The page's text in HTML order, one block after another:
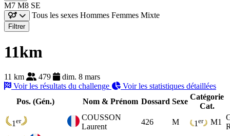
M7 M8 SE
Tous les sexes Hommes Femmes Mixte
Filtrer
11km
11 km 479
dim. 8 mars
Voir les résultats du challenge
Voir les statistiques détaillées
Pos. (Gén.)
Nom & Prénom Dossard Sexe
Catégorie
Cat.
1 er
COUSSON
Laurent
426 M 1 er M1